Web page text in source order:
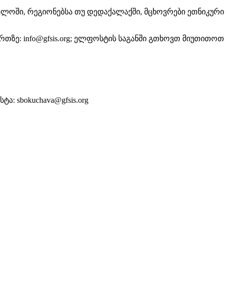
რეგიონებსა თუ დედაქალაქში, მცხოვრები ეთნიკური
info@gfsis.org; ელფოსტის საგანში გთხოვთ მიუთითოთ
sbokuchava@gfsis.org